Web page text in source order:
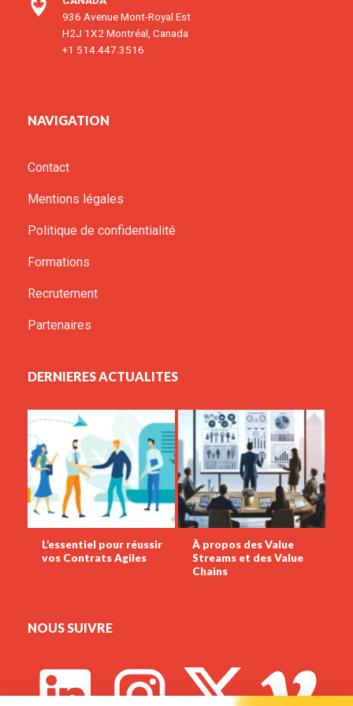
936 Avenue Mont-Royal Est
H2J 1X2 Montréal, Canada
+1 514.447.3516
NAVIGATION
Contact
Mentions légales
Politique de confidentialité
Formations
Recrutement
Partenaires
DERNIERES ACTUALITES
L’essentiel pour réussir
vos Contrats Agiles
À propos des Value
Streams et des Value
Chains
NOUS SUIVRE